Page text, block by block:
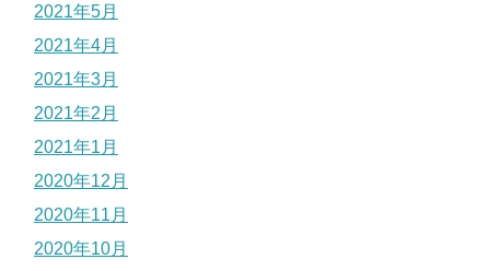
2021年5月
2021年4月
2021年3月
2021年2月
2021年1月
2020年12月
2020年11月
2020年10月